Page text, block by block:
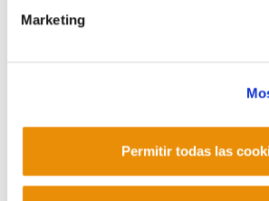
Marketing
Permitir todas las
Mastodon